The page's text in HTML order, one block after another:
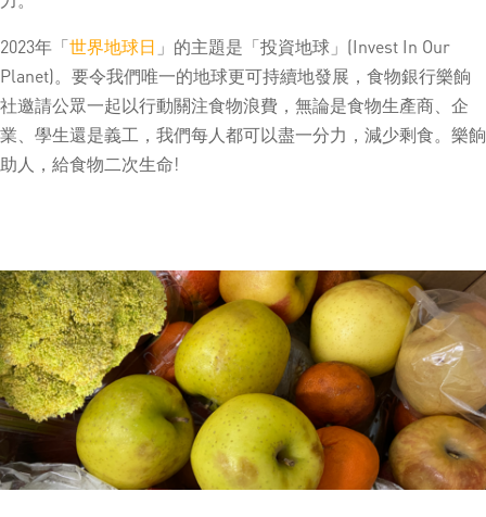
2023年「世界地球日 」的主題是「投資地球」(Invest In Our
Planet)。要令我們唯一的地球更可持續地發展，食物銀行樂餉
社邀請公眾一起以行動關注食物浪費，無論是食物生產商、企
業、學生還是義工，我們每人都可以盡一分力，減少剩食。樂餉
助人，給食物二次生命!